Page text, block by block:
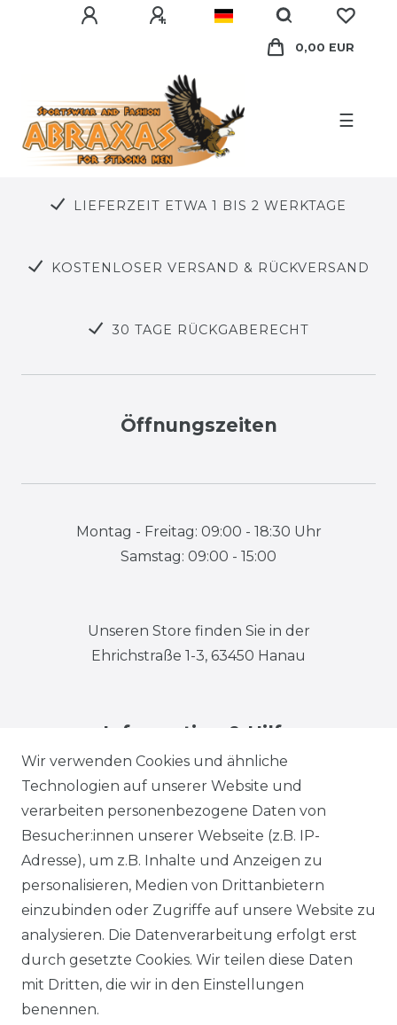
0,00 EUR
☰
Wir verwenden Cookies und ähnliche
Technologien auf unserer Website und
verarbeiten personenbezogene Daten von
Besucher:innen unserer Webseite (z.B. IP-
Adresse), um z.B. Inhalte und Anzeigen zu
personalisieren, Medien von Drittanbietern
einzubinden oder Zugriffe auf unsere Website zu
analysieren. Die Datenverarbeitung erfolgt erst
durch gesetzte Cookies. Wir teilen diese Daten
mit Dritten, die wir in den Einstellungen
benennen.
LIEFERZEIT ETWA 1 BIS 2 WERKTAGE
KOSTENLOSER VERSAND & RÜCKVERSAND
30 TAGE RÜCKGABERECHT
Öffnungszeiten
Montag - Freitag: 09:00 - 18:30 Uhr
Samstag: 09:00 - 15:00
Unseren Store finden Sie in der
Ehrichstraße 1-3, 63450 Hanau
Information & Hilfe
Impressum Daten­schutz­erklärung
AGB Barrierefreiheitserklärung